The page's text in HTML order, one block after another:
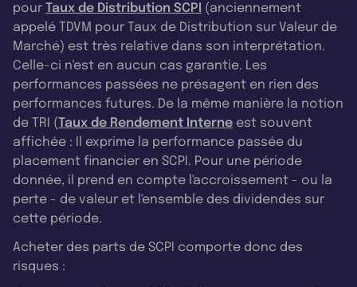
pour Taux de Distribution SCPI (anciennement
appelé TDVM pour Taux de Distribution sur Valeur de
Marché) est très relative dans son interprétation.
Celle-ci n'est en aucun cas garantie. Les
performances passées ne présagent en rien des
performances futures. De la même manière la notion
de TRI (Taux de Rendement Interne est souvent
affichée : Il exprime la performance passée du
placement financier en SCPI. Pour une période
donnée, il prend en compte l'accroissement - ou la
perte - de valeur et l'ensemble des dividendes sur
cette période.
Acheter des parts de SCPI comporte donc des
risques :